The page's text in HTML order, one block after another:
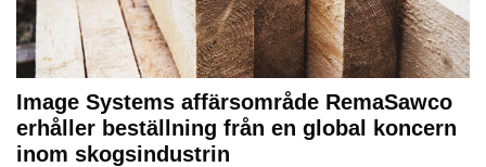
Image Systems affärsområde RemaSawco
erhåller beställning från en global koncern
inom skogsindustrin